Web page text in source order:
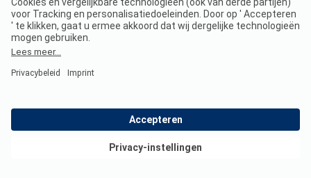
Heeft Family-Camp-Kellerwiehl
een zwembad?
Bekijk deals